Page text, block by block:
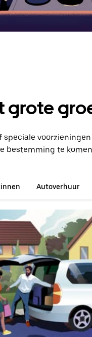
grote
bestemming te
Autoverhuur